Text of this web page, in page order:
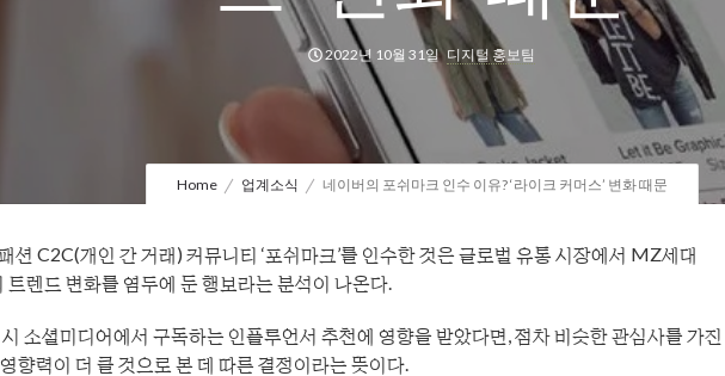
2022년 10월 31일 디지털 홍보팀
Home 업계소식 네이버의 포쉬마크 인수 이유? ‘라이크 커머스’ 변화 때문
션 C2C(개인 간 거래) 커뮤니티 ‘포쉬마크’를 인수한 것은 글로벌 유통 시장에서 MZ세대
렌드 변화를 염두에 둔 행보라는 분석이 나온다.
소셜미디어에서 구독하는 인플루언서 추천에 영향을 받았다면, 점차 비슷한 관심사를 가진
향력이 더 클 것으로 본 데 따른 결정이라는 뜻이다.